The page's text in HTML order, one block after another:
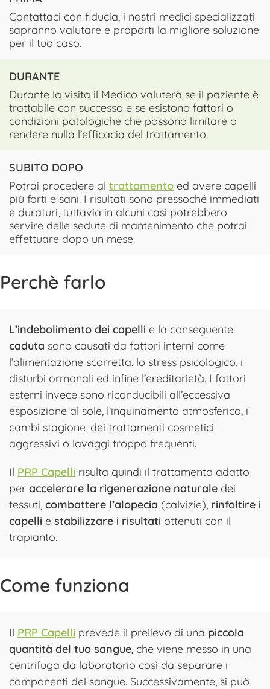
Contattaci con fiducia, i nostri medici specializzati
sapranno valutare e proporti la migliore soluzione
per il tuo caso.
DURANTE
Durante la visita il Medico valuterà se il paziente è
trattabile con successo e se esistono fattori o
condizioni patologiche che possono limitare o
rendere nulla l’efficacia del trattamento.
SUBITO DOPO
Potrai procedere al trattamento ed avere capelli
più forti e sani. I risultati sono pressoché immediati
e duraturi, tuttavia in alcuni casi potrebbero
servire delle sedute di mantenimento che potrai
effettuare dopo un mese.
Perchè farlo
L’indebolimento dei capelli e la conseguente
caduta sono causati da fattori interni come
l’alimentazione scorretta, lo stress psicologico, i
disturbi ormonali ed infine l’ereditarietà. I fattori
esterni invece sono riconducibili all’eccessiva
esposizione al sole, l’inquinamento atmosferico, i
cambi stagione, dei trattamenti cosmetici
aggressivi o lavaggi troppo frequenti.
Il PRP Capelli risulta quindi il trattamento adatto
per accelerare la rigenerazione naturale dei
tessuti, combattere l’alopecia (calvizie), rinfoltire i
capelli e stabilizzare i risultati ottenuti con il
trapianto.
Come funziona
Il PRP Capelli prevede il prelievo di una piccola
quantità del tuo sangue, che viene messo in una
centrifuga da laboratorio così da separare i
componenti del sangue. Successivamente, si può